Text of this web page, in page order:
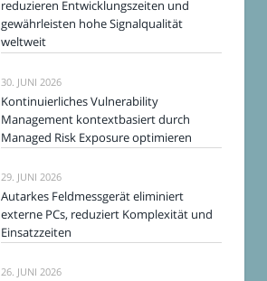
reduzieren Entwicklungszeiten und
gewährleisten hohe Signalqualität
weltweit
30. JUNI 2026
Kontinuierliches Vulnerability
Management kontextbasiert durch
Managed Risk Exposure optimieren
29. JUNI 2026
Autarkes Feldmessgerät eliminiert
externe PCs, reduziert Komplexität und
Einsatzzeiten
26. JUNI 2026